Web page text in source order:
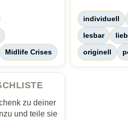
Midlife Crises
individuell
lesbar
originell
zu deiner
und teile sie